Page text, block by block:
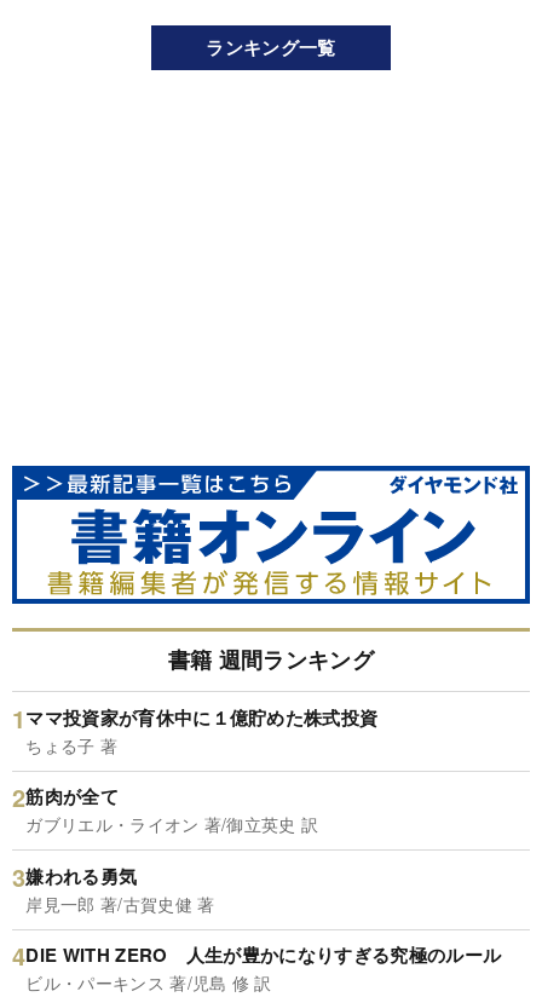
ランキング一覧
書籍 週間ランキング
ママ投資家が育休中に１億貯めた株式投資
ちょる子 著
筋肉が全て
ガブリエル・ライオン 著/御立英史 訳
嫌われる勇気
岸見一郎 著/古賀史健 著
DIE WITH ZERO 人生が豊かになりすぎる究極のルール
ビル・パーキンス 著/児島 修 訳